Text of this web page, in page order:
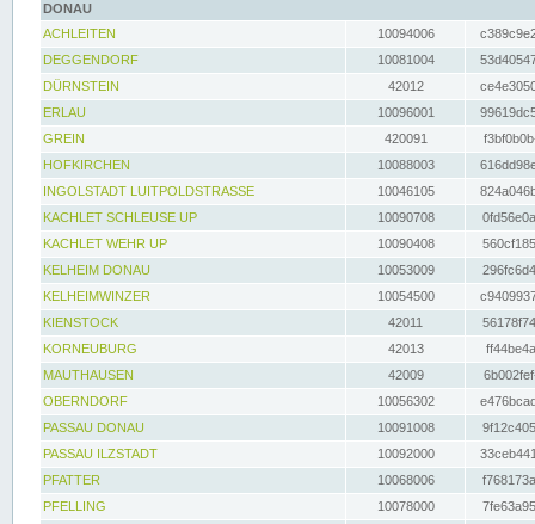
DONAU
ACHLEITEN
10094006
DEGGENDORF
10081004
DÜRNSTEIN
42012
ERLAU
10096001
GREIN
420091
HOFKIRCHEN
10088003
INGOLSTADT LUITPOLDSTRASSE
10046105
KACHLET SCHLEUSE UP
10090708
KACHLET WEHR UP
10090408
KELHEIM DONAU
10053009
KELHEIMWINZER
10054500
KIENSTOCK
42011
KORNEUBURG
42013
MAUTHAUSEN
42009
OBERNDORF
10056302
PASSAU DONAU
10091008
PASSAU ILZSTADT
10092000
PFATTER
10068006
PFELLING
10078000